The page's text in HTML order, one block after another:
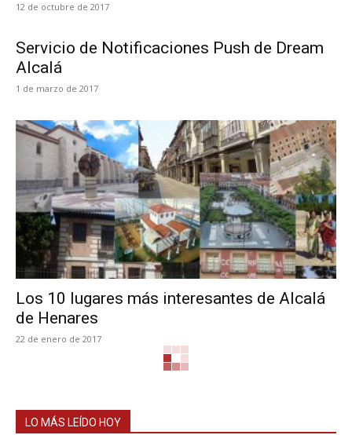
12 de octubre de 2017
Servicio de Notificaciones Push de Dream
Alcalá
1 de marzo de 2017
Los 10 lugares más interesantes de Alcalá
de Henares
22 de enero de 2017
LO MÁS LEÍDO HOY